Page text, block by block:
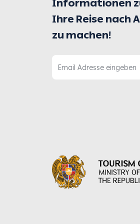
Informationen
Ihre Reise nach
zu machen!